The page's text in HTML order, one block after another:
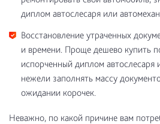
диплом автослесаря или
Восстановление утраченных
и времени. Проще дешево купить
испорченный диплом автослесаря
нежели заполнять массу
ожидании корочек.
Неважно, по какой причине вам